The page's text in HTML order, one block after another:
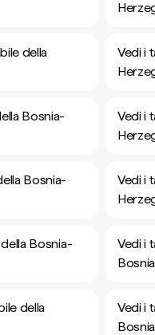
della
Vedi i
Bosnia-
Vedi i
Bosnia-
Vedi i
Bosnia-
Vedi i
della
Vedi i